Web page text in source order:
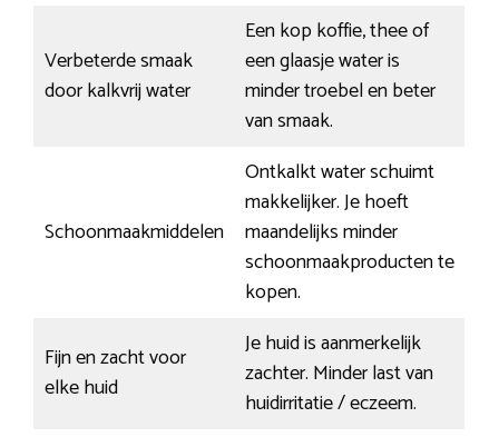
Verbeterde smaak
door kalkvrij water
Een kop koffie, thee of
een glaasje water is
minder troebel en beter
van smaak.
Schoonmaakmiddelen
Ontkalkt water schuimt
makkelijker. Je hoeft
maandelijks minder
schoonmaakproducten te
kopen.
Fijn en zacht voor
elke huid
Je huid is aanmerkelijk
zachter. Minder last van
huidirritatie / eczeem.